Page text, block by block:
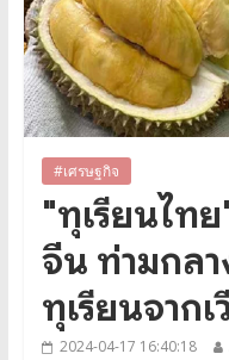
#เศรษฐกิจ
"ทุเรียนไท
จีน ท่ามกล
ทุเรียนจาก
2024-04-17 16:40:18